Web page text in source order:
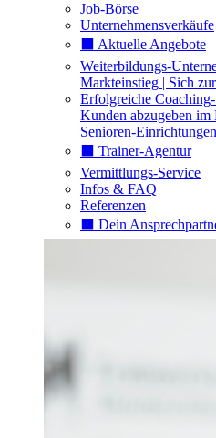
Job-Börse
Unternehmensverkäufe
⬛️ Aktuelle Angebote
Weiterbildungs-
Markteinstieg | Sich
Erfolgreiche
Kunden abzugeben
Senioren-Einrichtungen
⬛️ Trainer-Agentur
Vermittlungs-Service
Infos & FAQ
Referenzen
⬛️ Dein